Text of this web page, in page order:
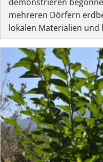
mehreren Dörfern
lokalen Materialien und